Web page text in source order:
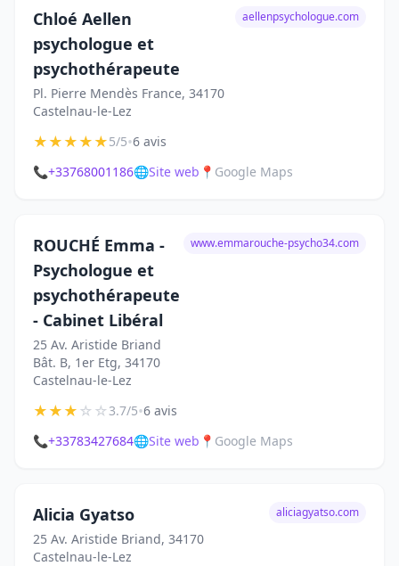
Chloé Aellen
psychologue et
psychothérapeute
Pl. Pierre Mendès France, 34170
Castelnau-le-Lez
aellenpsychologue.com
★★★★★5/5•6 avis
📞+33768001186🌐Site web 📍 Google Maps
ROUCHÉ Emma -
Psychologue et
psychothérapeute
- Cabinet Libéral
25 Av. Aristide Briand
Bât. B, 1er Etg, 34170
Castelnau-le-Lez
www.emmarouche-psycho34.com
★★★☆☆3.7/5•6 avis
📞+33783427684🌐Site web 📍 Google Maps
Alicia Gyatso
25 Av. Aristide Briand, 34170
Castelnau-le-Lez
aliciagyatso.com